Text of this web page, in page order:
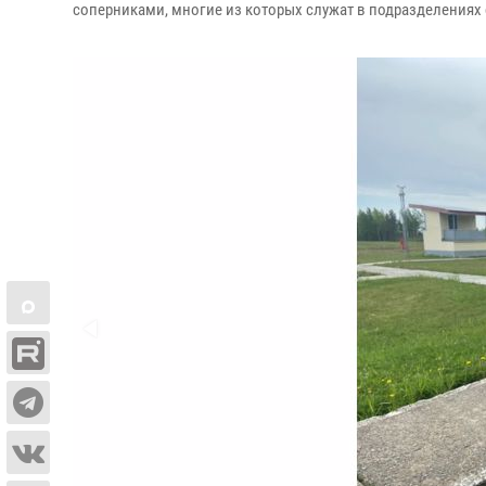
соперниками, многие из которых служат в